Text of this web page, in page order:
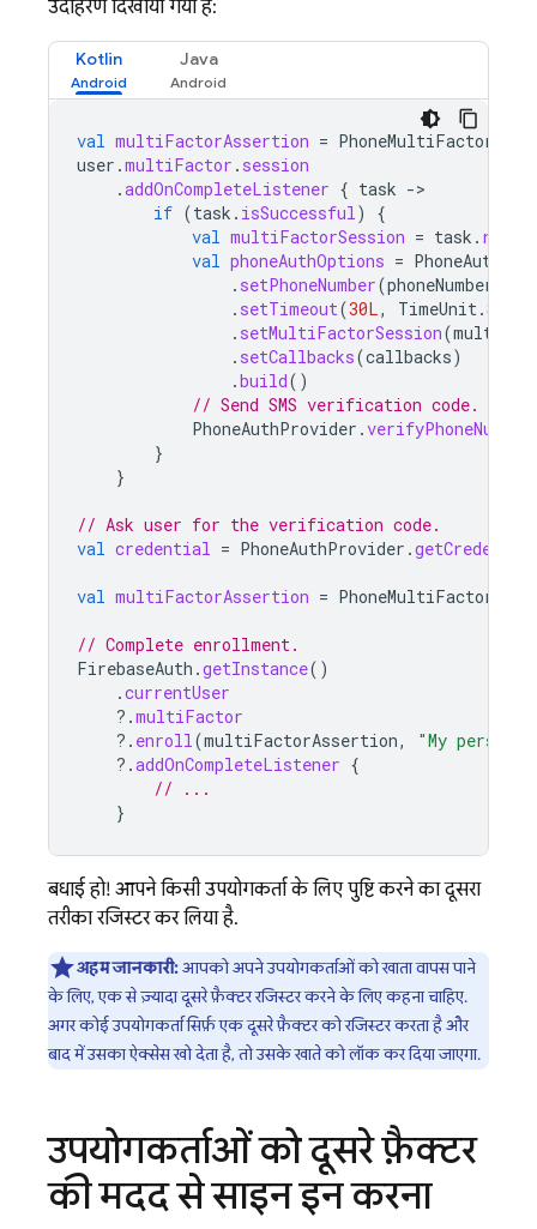
उदाहरण दिखाया गया है:
Kotlin Java
val multiFactorAssertion =
user .multiFactor . session
.addOnCompleteListener { task -
if (task . isSuccessful)
{
val multiFactorSession = task .
val phoneAuthOptions =
. setPhoneNumber(phoneNumber
. setTimeout(30L, TimeUnit.
. setMultiFactorSession(
. setCallbacks(callbacks)
.build()
// Send SMS verification code.
PhoneAuthProvider .verifyPhoneNumber
}
}
// Ask user for the verification code.
val credential = PhoneAuthProvider .
val multiFactorAssertion =
// Complete enrollment.
FirebaseAuth .getInstance()
.currentUser
?.multiFactor
?. enroll(multiFactorAssertion,
"My
?.addOnCompleteListener {
// ...
}
बधाई हो! आपने किसी उपयोगकर्ता के लिए, पुष्टि करने का दूसरा
तरीका रजिस्टर कर लिया है.
अहम जानकारी:आपको अपने उपयोगकर्ताओं को खाता वापस पाने
के लिए, एक से ज़्यादा दूसरे फ़ैक्टर रजिस्टर करने के लिए कहना चाहिए.
अगर कोई उपयोगकर्ता सिर्फ़ एक दूसरे फ़ैक्टर को रजिस्टर करता है और
बाद में उसका ऐक्सेस खो देता है, तो उसके खाते को लॉक कर दिया जाएगा.
उपयोगकर्ताओं को दूसरे फ़ैक्टर
की मदद से साइन इन करना